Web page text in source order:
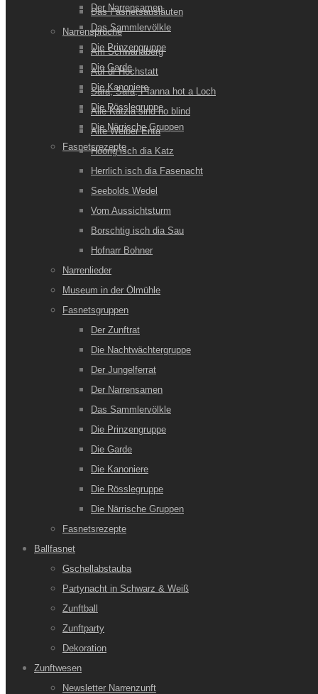
Der Narrensamen
Das Sammlervölkle
Die Prinzengruppe
Die Garde
Die Kanoniere
Die Rösslegruppe
Die Närrische Gruppen
Fasnetsrezepte
Das Fasnetsausläuten
Narrensprüche
Am Schwanaberg
Auf dr Hochstatt
Sara, Sara, Pfanna hot a Loch
Alle Kätzla sind no blind
Alte Weiber Enta
Hoorig isch dia Katz
Herrlich isch dia Fasenacht
Seebolds Wedel
Vom Aussichtsturm
Borschtig isch dia Sau
Hofnarr Bohner
Narrenlieder
Museum in der Ölmühle
Fasnetsgruppen
Der Zunftrat
Die Nachtwächtergruppe
Der Jungelferrat
Der Narrensamen
Das Sammlervölkle
Die Prinzengruppe
Die Garde
Die Kanoniere
Die Rösslegruppe
Die Närrische Gruppen
Fasnetsrezepte
Ballfasnet
Gschellabstauba
Partynacht in Schwarz & Weiß
Zunftball
Zunftparty
Dekoration
Zunftwesen
Newsletter Narrenzunft